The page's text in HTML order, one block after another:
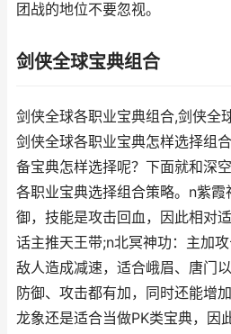
团战的地位不要忽视。
剑侠全球宝典组合
剑侠全球各职业宝典组合,剑侠全
剑侠全球各职业宝典怎样选择组
备宝典怎样选择呢？下面就和深
各职业宝典选择组合策略。n紫
御，技能是攻击回血，因此相对
话主推天王带;n北冥神功：主加
敌人造成减速，适合峨眉、唐门
防御、攻击都有加，同时还能增
龙象还是适合当做PK类宝典，因